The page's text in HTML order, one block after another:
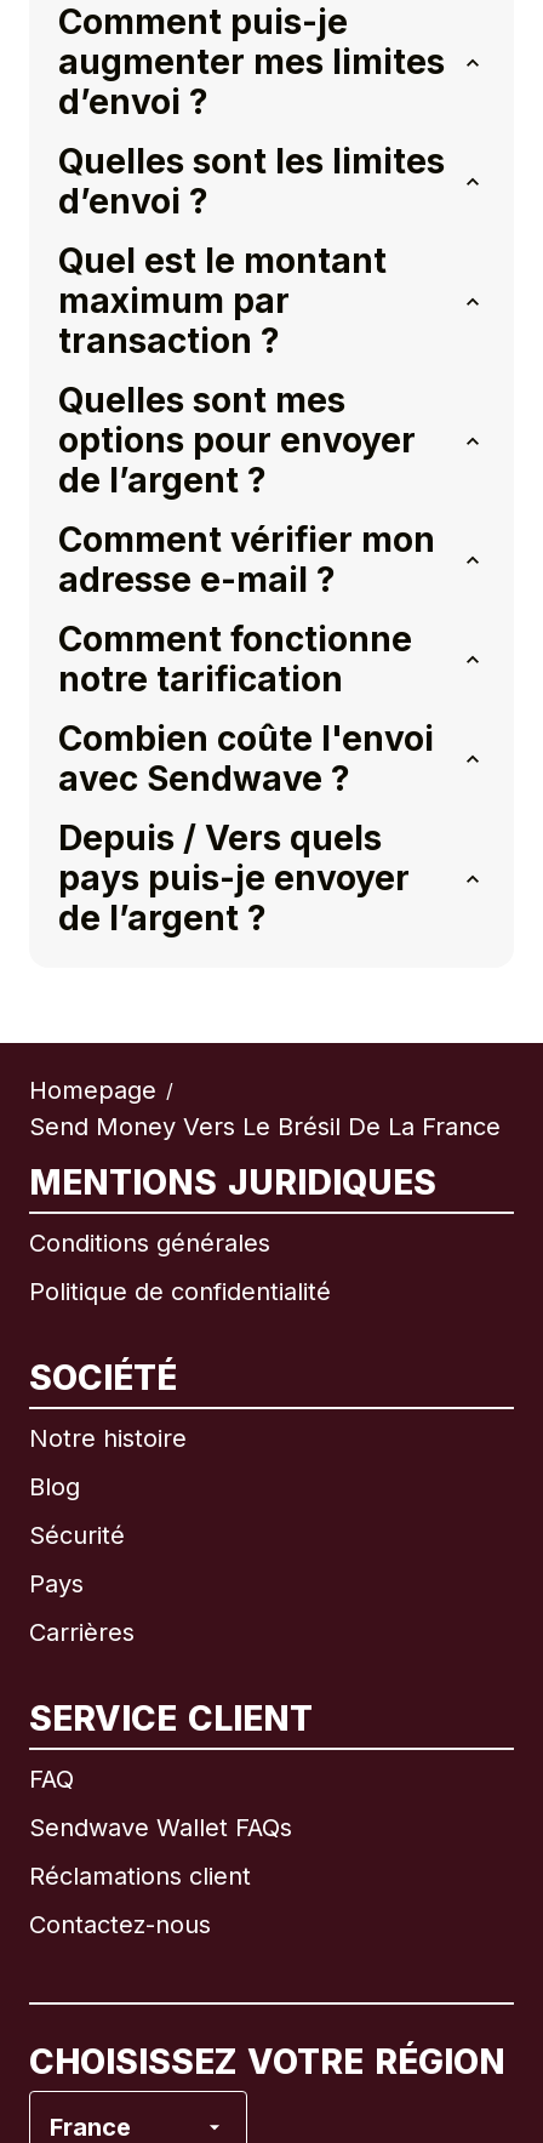
Comment puis-je
augmenter mes limites
d’envoi ?
Quelles sont les limites
d’envoi ?
Quel est le montant
maximum par
transaction ?
Quelles sont mes
options pour envoyer
de l’argent ?
Comment vérifier mon
adresse e-mail ?
Comment fonctionne
notre tarification
Combien coûte l'envoi
avec Sendwave ?
Depuis / Vers quels
pays puis-je envoyer
de l’argent ?
Homepage /
Send Money Vers Le Brésil De La France
MENTIONS JURIDIQUES
Conditions générales
Politique de confidentialité
SOCIÉTÉ
Notre histoire
Blog
Sécurité
Pays
Carrières
SERVICE CLIENT
FAQ
Sendwave Wallet FAQs
Réclamations client
Contactez-nous
CHOISISSEZ VOTRE RÉGION
France
International English
Brésil